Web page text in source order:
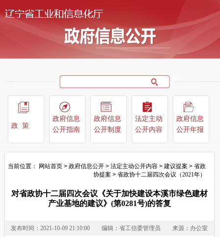
政策
政府信息
公开指南
政府信息
公开制度
法定主动
公开内容
政府信息
公开年报
当前位置： 网站首页> 政府信息公开> 法定主动公开内容> 建议提案 > 省政
协提案 > 省政协十二届四次会议（2021年）
对省政协十二届四次会议《关于加快建设本溪市绿色建材
产业基地的建议》(第0281号)的答复
发布时间：2021-10-09 21:10:00 编辑：省工信委管理员 来源：办公室